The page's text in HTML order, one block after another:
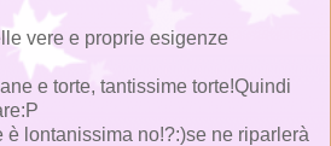
vere e proprie esigenze
e torte, tantissime torte!Quindi
è lontanissima no!?:)se ne riparlerà